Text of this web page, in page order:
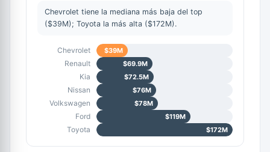
Chevrolet tiene la mediana más baja del top
($39M); Toyota la más alta ($172M).
Chevrolet $39M
Renault $69.9M
Kia $72.5M
Nissan $76M
Volkswagen $78M
Ford $119M
Toyota $172M